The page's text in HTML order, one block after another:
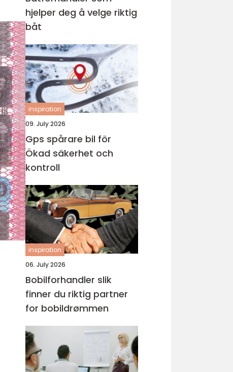
hjelper deg å velge riktig
båt
inspiration
09. July 2026
Gps spårare bil för
Ökad säkerhet och
kontroll
inspiration
06. July 2026
Bobilforhandler slik
finner du riktig partner
for bobildrømmen